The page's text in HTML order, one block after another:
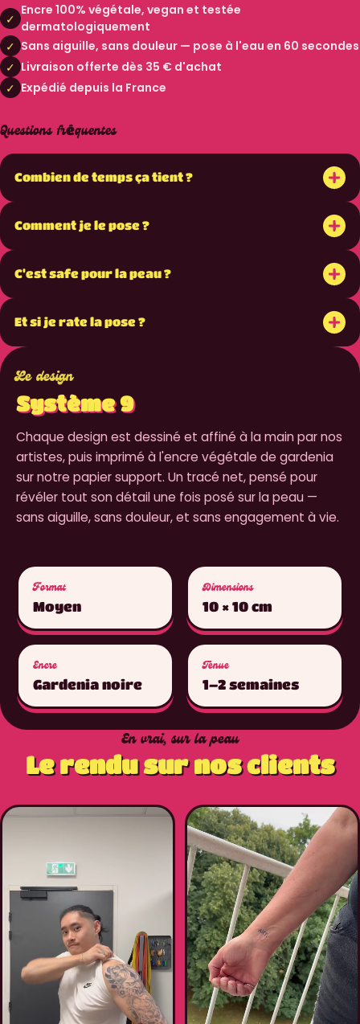
✓
Encre 100% végétale, vegan et testée
dermatologiquement
✓ Sans aiguille, sans douleur — pose à l'eau en 60 secondes
✓ Livraison offerte dès 35 € d'achat
✓ Expédié depuis la France
Questions fréquentes
Combien de temps ça tient ? +
Comment je le pose ? +
C'est safe pour la peau ? +
Et si je rate la pose ? +
Le design
Système 9
Chaque design est dessiné et affiné à la main par nos
artistes, puis imprimé à l'encre végétale de gardenia
sur notre papier support. Un tracé net, pensé pour
révéler tout son détail une fois posé sur la peau —
sans aiguille, sans douleur, et sans engagement à vie.
Format
Moyen
Dimensions
10 × 10 cm
Encre
Gardenia noire
Tenue
1–2 semaines
En vrai, sur la peau
Le rendu sur nos clients